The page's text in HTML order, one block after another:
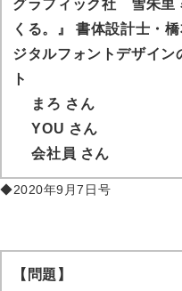
グラフィック社 雪朱里
くる。』 書体設計士・
ジタルフォントデザイ
ト
まろ さん
YOU さん
会社員 さん
◆2020年9月7日号
【問題】